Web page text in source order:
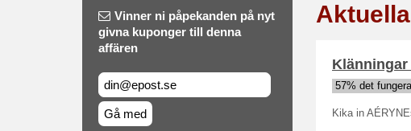
Vinner ni påpekanden på nyt
givna kuponger till denna
affären
Gå med
57% det
Kika in